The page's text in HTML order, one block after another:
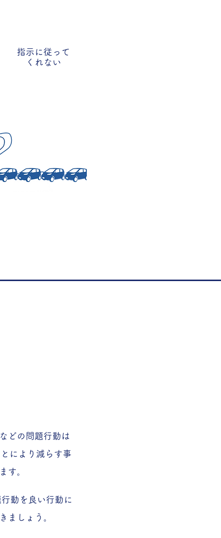
指示に従って
くれない
どの問題行動は
により減らす事
す。
動を良い行動に
ましょう。